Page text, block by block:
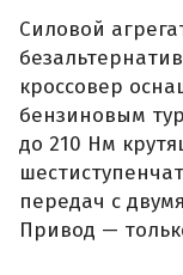
Силовой
кроссовер
бензиновым
до 210 Нм
передач с
Привод —